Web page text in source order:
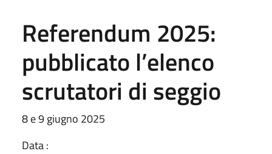
Referendum 2025:
pubblicato l’elenco
scrutatori di seggio
8 e 9 giugno 2025
Data :